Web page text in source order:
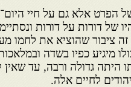
הפרט אלא גם על חיי
של דורות על דורות
זה ציבור שהוציא את לחמו
מיגיע כפיו בשדה
היתה גדולה ורבה, עד
לחיים אלה.